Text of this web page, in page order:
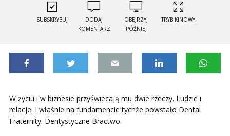
SUBSKRYBUJ
DODAJ
KOMENTARZ
OBEJRZYJ
PÓŹNIEJ
TRYB KINOWY
W życiu i w biznesie przyświecają mu dwie rzeczy. Ludzie i
relacje. I właśnie na fundamencie tychże powstało Dental
Fraternity. Dentystyczne Bractwo.